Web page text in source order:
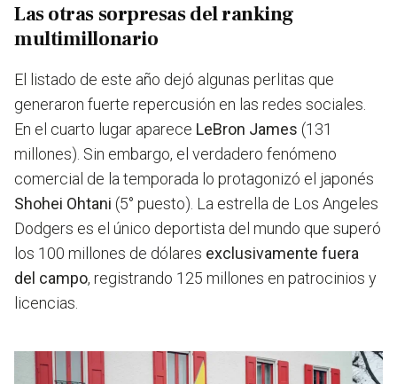
Las otras sorpresas del ranking
multimillonario
El listado de este año dejó algunas perlitas que
generaron fuerte repercusión en las redes sociales.
En el cuarto lugar aparece LeBron James (131
millones). Sin embargo, el verdadero fenómeno
comercial de la temporada lo protagonizó el japonés
Shohei Ohtani (5° puesto). La estrella de Los Angeles
Dodgers es el único deportista del mundo que superó
los 100 millones de dólares exclusivamente fuera
del campo, registrando 125 millones en patrocinios y
licencias.